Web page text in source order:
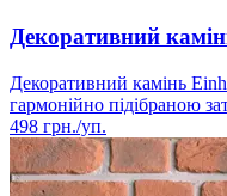
Декоративний
Декоративний камінь
гармонійно підібраною
498 грн./уп.